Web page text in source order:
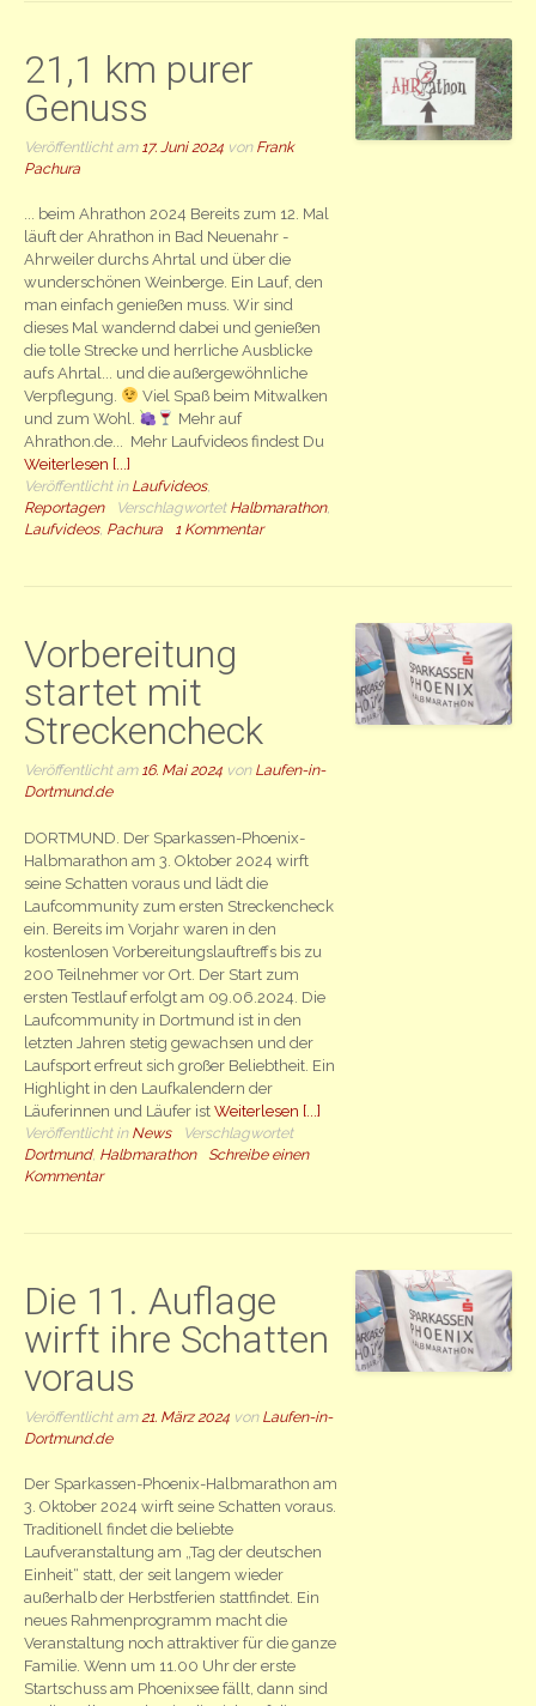
21,1 km purer
Genuss
Veröffentlicht am 17. Juni 2024 von Frank
Pachura
... beim Ahrathon 2024 Bereits zum 12. Mal
läuft der Ahrathon in Bad Neuenahr -
Ahrweiler durchs Ahrtal und über die
wunderschönen Weinberge. Ein Lauf, den
man einfach genießen muss. Wir sind
dieses Mal wandernd dabei und genießen
die tolle Strecke und herrliche Ausblicke
aufs Ahrtal... und die außergewöhnliche
Verpflegung.
Viel Spaß beim Mitwalken
und zum Wohl.
Mehr auf
Ahrathon.de... Mehr Laufvideos findest Du
Weiterlesen [...]
Veröffentlicht in Laufvideos,
Reportagen
Verschlagwortet Halbmarathon,
Laufvideos, Pachura 1 Kommentar
Vorbereitung
startet mit
Streckencheck
Veröffentlicht am 16. Mai 2024 von Laufen-in-
Dortmund.de
DORTMUND. Der Sparkassen-Phoenix-
Halbmarathon am 3. Oktober 2024 wirft
seine Schatten voraus und lädt die
Laufcommunity zum ersten Streckencheck
ein. Bereits im Vorjahr waren in den
kostenlosen Vorbereitungslauftreffs bis zu
200 Teilnehmer vor Ort. Der Start zum
ersten Testlauf erfolgt am 09.06.2024. Die
Laufcommunity in Dortmund ist in den
letzten Jahren stetig gewachsen und der
Laufsport erfreut sich großer Beliebtheit. Ein
Highlight in den Laufkalendern der
Läuferinnen und Läufer istWeiterlesen [...]
Veröffentlicht in News
Verschlagwortet
Dortmund, Halbmarathon
Schreibe einen
Kommentar
Die 11. Auflage
wirft ihre Schatten
voraus
Veröffentlicht am 21. März 2024 von Laufen-in-
Dortmund.de
Der Sparkassen-Phoenix-Halbmarathon am
3. Oktober 2024 wirft seine Schatten voraus.
Traditionell findet die beliebte
Laufveranstaltung am „Tag der deutschen
Einheit“ statt, der seit langem wieder
außerhalb der Herbstferien stattfindet. Ein
neues Rahmenprogramm macht die
Veranstaltung noch attraktiver für die ganze
Familie. Wenn um 11.00 Uhr der erste
Startschuss am Phoenixsee fällt, dann sind